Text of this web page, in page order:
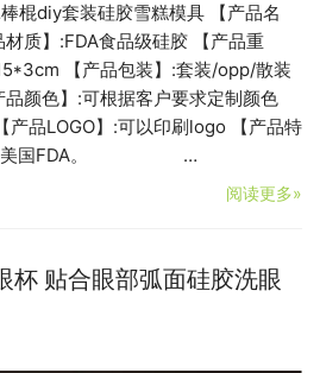
棍diy套装硅胶雪糕模具 【产品名
质】:FDA食品级硅胶 【产品重
【产品包装】:套装/opp/散装
颜色】:可根据客户要求定制颜色
产品LOGO】:可以印刷logo 【产品特
通过美国FDA。 …
阅读更多»
杯 贴合眼部弧面硅胶洗眼